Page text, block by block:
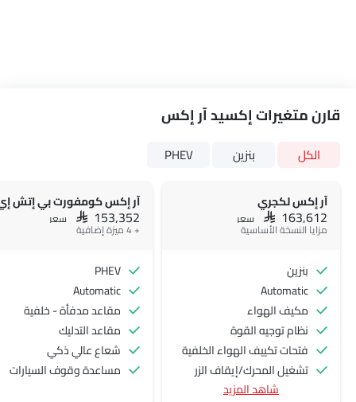
قارن متغيرات إكسيد آر إكس
الكل بنزين PHEV
آر إكس لكجري
SAR 163,612 سعر
مزايا النسخة الأساسية
بنزين
Automatic
مكيف الهواء
نظام توجيه القوة
فتحات تكييف الهواء الخلفية
تشغيل المحرك/إيقاف الزر
منفذ الطاقة الملحق
شاهد المزيد
SAR 153,352 سعر
+ 4 ميزة إضافية
PHEV
Automatic
مقاعد مدفأة - خلفية
مقاعد التدليك
شعاع عالي ذكي
مساعدة وقوف السيارات